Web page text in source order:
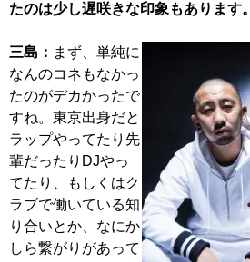
たのは少し遅咲きな印象もあります。
三島： まず、単純に
なんのコネもなかっ
たのがデカかったで
すね。東京出身だと
ラップやってたり先
輩だったりDJやっ
てたり、もしくはク
ラブで働いている知
り合いとか、なにか
しら繋がりがあって